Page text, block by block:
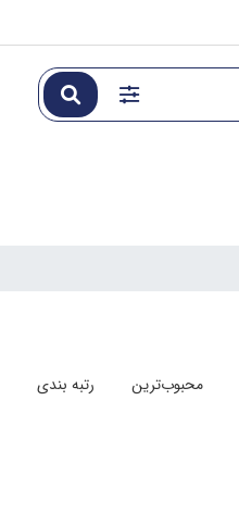
محبوب‌ترین رتبه بندی